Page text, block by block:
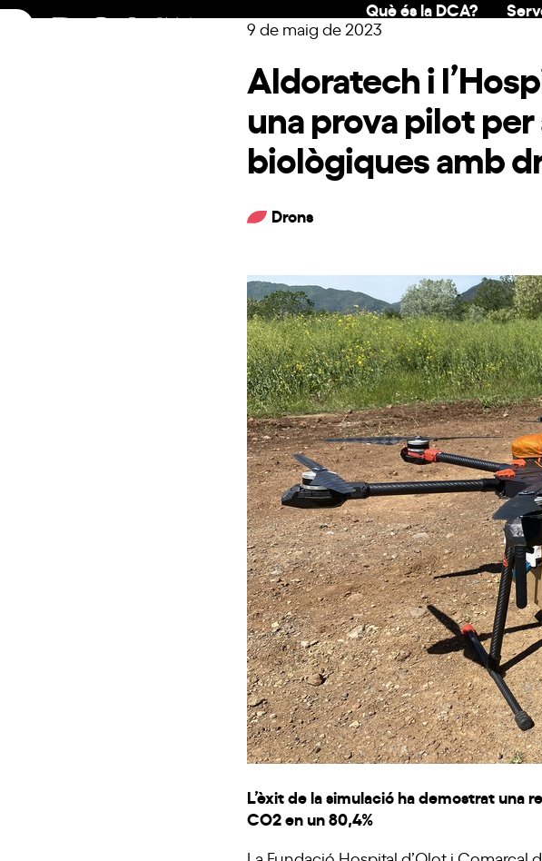
Skip
Què és la DCA?
9 de maig de 2023
Aldoratech i
una prova pilot
biològiques amb
Drons
L’èxit de la simulació ha demostrat
CO2en un 80,4%